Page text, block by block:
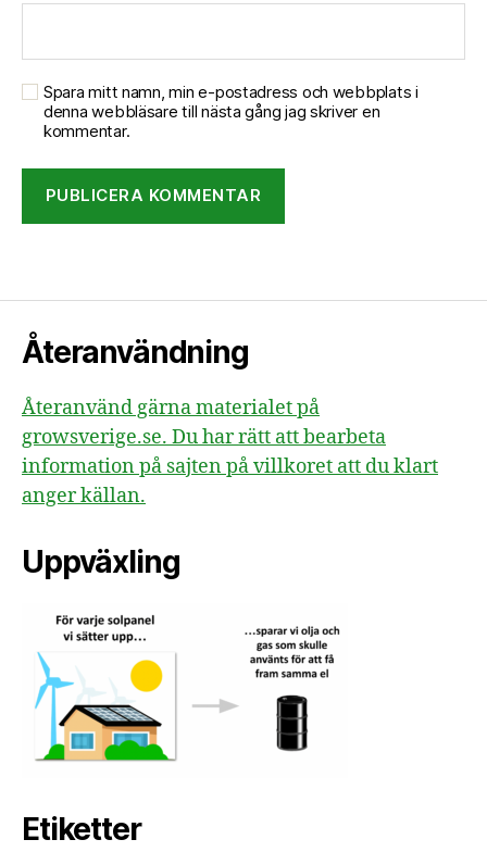
Spara mitt namn, min e-postadress och webbplats i
denna webbläsare till nästa gång jag skriver en
kommentar.
Återanvändning
Återanvänd gärna materialet på
growsverige.se. Du har rätt att bearbeta
information på sajten på villkoret att du klart
anger källan.
Uppväxling
Etiketter